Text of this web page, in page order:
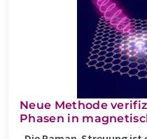
Neue Methode
Phasen in